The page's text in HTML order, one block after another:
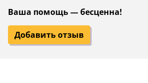
Ваша помощь — бесценна!
Добавить отзыв